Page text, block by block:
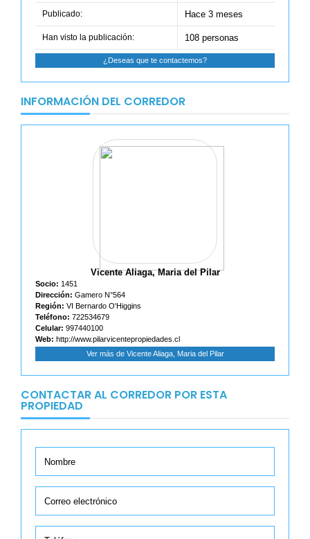
Publicado: Hace 3 meses
Han visto la publicación: 108 personas
¿Deseas que te contactemos?
INFORMACIÓN DEL CORREDOR
Vicente Aliaga, Maria del Pilar
Socio: 1451
Dirección: Gamero N°564
Región: VI Bernardo O'Higgins
Teléfono: 722534679
Celular: 997440100
Web: http://www.pilarvicentepropiedades.cl
Ver más de Vicente Aliaga, Maria del Pilar
CONTACTAR AL CORREDOR POR ESTA
PROPIEDAD